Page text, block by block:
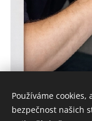
Používáme
bezpečnost našich